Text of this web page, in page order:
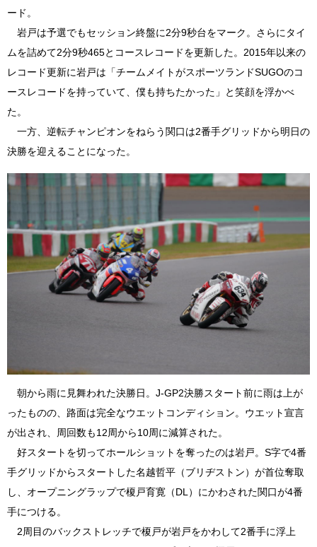
ード。
岩戸は予選でもセッション終盤に2分9秒台をマーク。さらにタイ
ムを詰めて2分9秒465とコースレコードを更新した。2015年以来の
レコード更新に岩戸は「チームメイトがスポーツランドSUGOのコ
ースレコードを持っていて、僕も持ちたかった」と笑顔を浮かべ
た。
一方、逆転チャンピオンをねらう関口は2番手グリッドから明日の
決勝を迎えることになった。
朝から雨に見舞われた決勝日。J-GP2決勝スタート前に雨は上が
ったものの、路面は完全なウエットコンディション。ウエット宣言
が出され、周回数も12周から10周に減算された。
好スタートを切ってホールショットを奪ったのは岩戸。S字で4番
手グリッドからスタートした名越哲平（ブリヂストン）が首位奪取
し、オープニングラップで榎戸育寛（DL）にかわされた関口が4番
手につける。
2周目のバックストレッチで榎戸が岩戸をかわして2番手に浮上